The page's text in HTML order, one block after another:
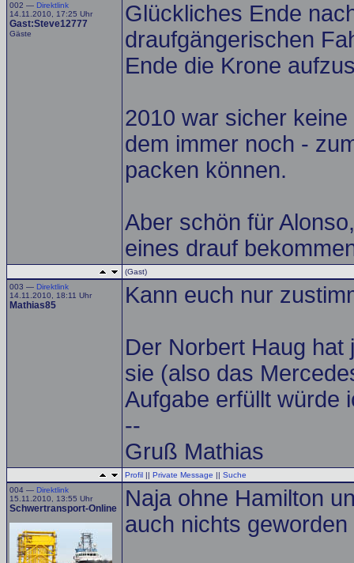
002 — Direktlink
14.11.2010, 17:25 Uhr
Gast:Steve12777
Gäste
Glückliches Ende
draufgängerischen
Ende die Krone
2010 war sicher
dem immer noch -
packen können.
Aber schön für
eines drauf
(Gast)
003 — Direktlink
14.11.2010, 18:11 Uhr
Mathias85 Kann euch nur
Der Norbert Haug hat
sie (also das
Aufgabe erfüllt würde
--
Gruß Mathias
Profil || Private Message || Suche
004 — Direktlink
15.11.2010, 13:55 Uhr
Schwertransport-Online
Naja ohne Hamilton
auch nichts geworden